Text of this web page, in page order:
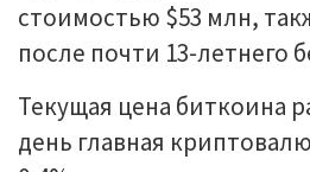
стоимостью $53 млн,
после почти 13-летнего
Текущая цена биткоина
день главная